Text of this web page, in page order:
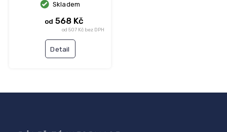
Skladem
od 507 Kč bez DPH
od 568 Kč
Detail